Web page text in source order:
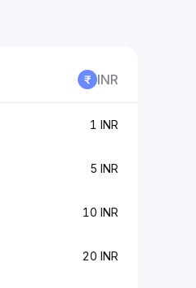
INR
1 INR
5 INR
10 INR
20 INR